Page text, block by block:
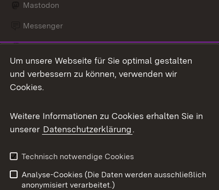
Mastodon
Messenger
Social Wall
Youtube
Impressum
Kontakt
Datenschutz
Cookies
Um unsere Webseite für Sie optimal gestalten
und verbessern zu können, verwenden wir
Cookies.
Weitere Informationen zu Cookies erhalten Sie in
unserer Datenschutzerklärung.
Technisch notwendige Cookies
Analyse-Cookies (Die Daten werden ausschließlich
anonymisiert verarbeitet.)